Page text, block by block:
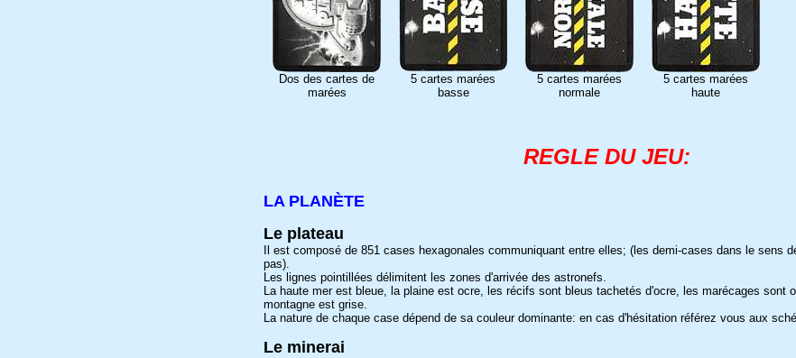
Dos des cartes de
marées
5 cartes marées
basse
5 cartes marées
normale
5 cartes marées
haute
REGLE DU JEU:
LA PLANÈTE
Le plateau
Il est composé de 851 cases hexagonales communiquant entre elles; (les demi-cases dans le sens
pas).
Les lignes pointillées délimitent les zones d'arrivée des astronefs.
La haute mer est bleue, la plaine est ocre, les récifs sont bleus tachetés d'ocre, les marécages sont
montagne est grise.
La nature de chaque case dépend de sa couleur dominante: en cas d'hésitation référez vous aux
Le minerai